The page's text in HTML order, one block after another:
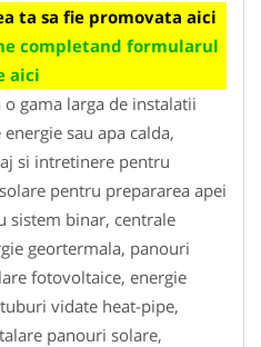
ta sa fie promovata aici
completand formularul
aici
gama larga de instalatii
sau apa calda,
si intretinere pentru
pentru prepararea apei
sistem binar, centrale
geortermala, panouri
fotovoltaice, energie
vidate heat-pipe,
panouri solare,